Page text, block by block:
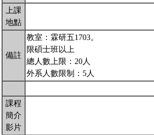
上課
地點
備註
教室：霖研五1703。
限碩士班以上
總人數上限：20人
外系人數限制：5人
課程
簡介
影片